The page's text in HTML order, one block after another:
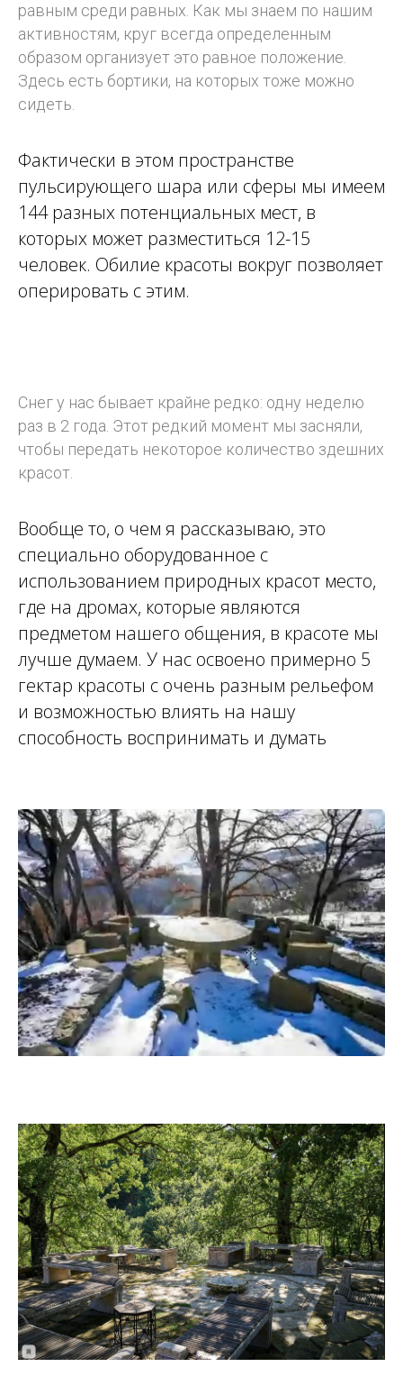
равным среди равных. Как мы знаем по нашим
активностям, круг всегда определенным
образом организует это равное положение.
Здесь есть бортики, на которых тоже можно
сидеть.
Фактически в этом пространстве
пульсирующего шара или сферы мы имеем
144 разных потенциальных мест, в
которых может разместиться 12-15
человек. Обилие красоты вокруг позволяет
оперировать с этим.
Снег у нас бывает крайне редко: одну неделю
раз в 2 года. Этот редкий момент мы засняли,
чтобы передать некоторое количество здешних
красот.
Вообще то, о чем я рассказываю, это
специально оборудованное с
использованием природных красот место,
где на дромах, которые являются
предметом нашего общения, в красоте мы
лучше думаем. У нас освоено примерно 5
гектар красоты с очень разным рельефом
и возможностью влиять на нашу
способность воспринимать и думать